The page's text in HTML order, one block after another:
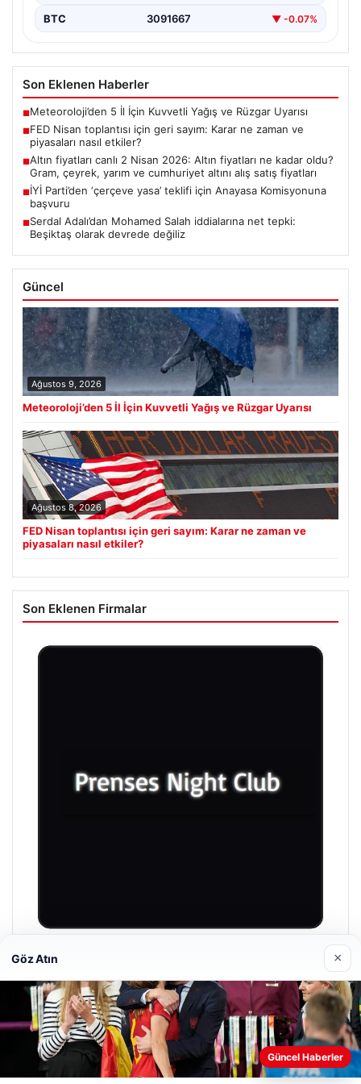
BTC 3091667 ▼ -0.07%
Son Eklenen Haberler
■Meteoroloji’den 5 İl İçin Kuvvetli Yağış ve Rüzgar Uyarısı
■FED Nisan toplantısı için geri sayım: Karar ne zaman ve
piyasaları nasıl etkiler?
■Altın fiyatları canlı 2 Nisan 2026: Altın fiyatları ne kadar oldu?
Gram, çeyrek, yarım ve cumhuriyet altını alış satış fiyatları
■İYİ Parti’den ‘çerçeve yasa’ teklifi için Anayasa Komisyonuna
başvuru
■Serdal Adalı’dan Mohamed Salah iddialarına net tepki:
Beşiktaş olarak devrede değiliz
Güncel
Ağustos 9, 2026
Meteoroloji’den 5 İl İçin Kuvvetli Yağış ve Rüzgar Uyarısı
Ağustos 8, 2026
FED Nisan toplantısı için geri sayım: Karar ne zaman ve
piyasaları nasıl etkiler?
Son Eklenen Firmalar
Prenses Night Club
Nisan 29, 2026
Web sitemizi nasıl kullandığınızı daha iyi anlayabilmek,
Göz Atın ×
Güncel Haberler